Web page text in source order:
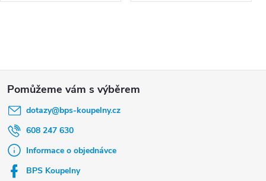
dotazy@bps-koupelny.cz
608 247 630
Informace o objednávce
BPS Koupelny